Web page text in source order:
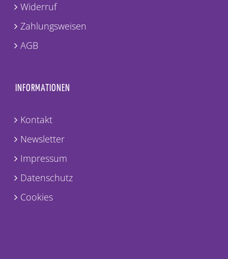
Widerruf
Zahlungsweisen
AGB
INFORMATIONEN
Kontakt
Newsletter
Impressum
Datenschutz
Cookies